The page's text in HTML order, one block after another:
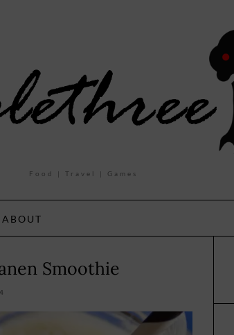
Food | Travel | Games
ABOUT
Smoothie